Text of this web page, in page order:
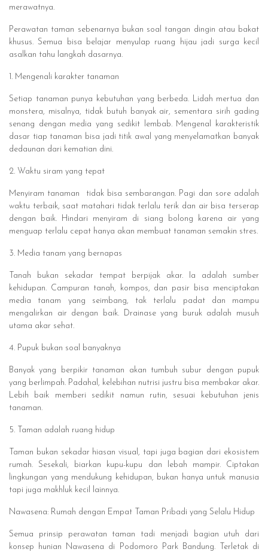
merawatnya.
Perawatan taman sebenarnya bukan soal tangan dingin atau bakat
khusus. Semua bisa belajar menyulap ruang hijau jadi surga kecil
asalkan tahu langkah dasarnya.
1. Mengenali karakter tanaman
Setiap tanaman punya kebutuhan yang berbeda. Lidah mertua dan
monstera, misalnya, tidak butuh banyak air, sementara sirih gading
senang dengan media yang sedikit lembab. Mengenal karakteristik
dasar tiap tanaman bisa jadi titik awal yang menyelamatkan banyak
dedaunan dari kematian dini.
2. Waktu siram yang tepat
Menyiram tanaman tidak bisa sembarangan. Pagi dan sore adalah
waktu terbaik, saat matahari tidak terlalu terik dan air bisa terserap
dengan baik. Hindari menyiram di siang bolong karena air yang
menguap terlalu cepat hanya akan membuat tanaman semakin stres.
3. Media tanam yang bernapas
Tanah bukan sekadar tempat berpijak akar. Ia adalah sumber
kehidupan. Campuran tanah, kompos, dan pasir bisa menciptakan
media tanam yang seimbang, tak terlalu padat dan mampu
mengalirkan air dengan baik. Drainase yang buruk adalah musuh
utama akar sehat.
4. Pupuk bukan soal banyaknya
Banyak yang berpikir tanaman akan tumbuh subur dengan pupuk
yang berlimpah. Padahal, kelebihan nutrisi justru bisa membakar akar.
Lebih baik memberi sedikit namun rutin, sesuai kebutuhan jenis
tanaman.
5. Taman adalah ruang hidup
Taman bukan sekadar hiasan visual, tapi juga bagian dari ekosistem
rumah. Sesekali, biarkan kupu-kupu dan lebah mampir. Ciptakan
lingkungan yang mendukung kehidupan, bukan hanya untuk manusia
tapi juga makhluk kecil lainnya.
Nawasena: Rumah dengan Empat Taman Pribadi yang Selalu Hidup
Semua prinsip perawatan taman tadi menjadi bagian utuh dari
konsep hunian Nawasena di Podomoro Park Bandung. Terletak di